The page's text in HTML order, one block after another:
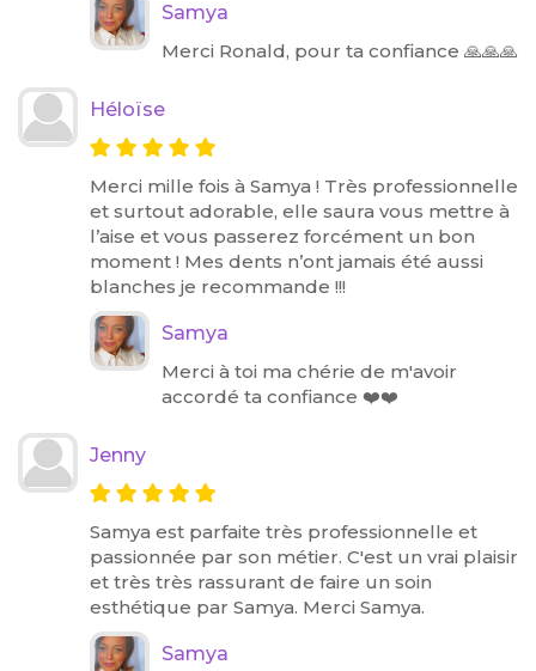
Samya
Merci Ronald, pour ta confiance 🙏🙏🙏
Héloïse
Merci mille fois à Samya ! Très professionnelle
et surtout adorable, elle saura vous mettre à
l’aise et vous passerez forcément un bon
moment ! Mes dents n’ont jamais été aussi
blanches je recommande !!!
Samya
Merci à toi ma chérie de m'avoir
accordé ta confiance ❤️❤️
Jenny
Samya est parfaite très professionnelle et
passionnée par son métier. C'est un vrai plaisir
et très très rassurant de faire un soin
esthétique par Samya. Merci Samya.
Samya